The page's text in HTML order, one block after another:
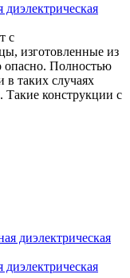
диэлектрическая
с
изготовленные из
опасно. Полностью
в таких случаях
Такие конструкции с
диэлектрическая